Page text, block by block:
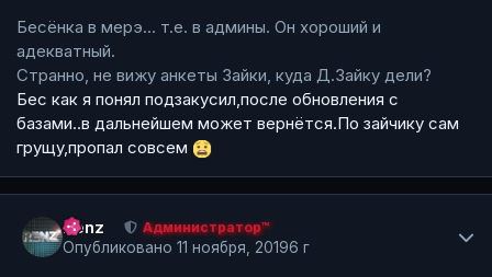
Бесёнка в мерэ... т.е. в админы. Он хороший и
адекватный.
Странно, не вижу анкеты Зайки, куда Д.Зайку дели?
Бес как я понял подзакусил,после обновления с
базами..в дальнейшем может вернётся.По зайчику сам
грущу,пропал совсем
Renz Администратор™
Опубликовано 11 ноября, 20196 г